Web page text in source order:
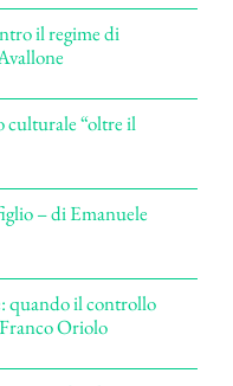
il regime di
culturale “oltre il
– di Emanuele
quando il controllo
Oriolo